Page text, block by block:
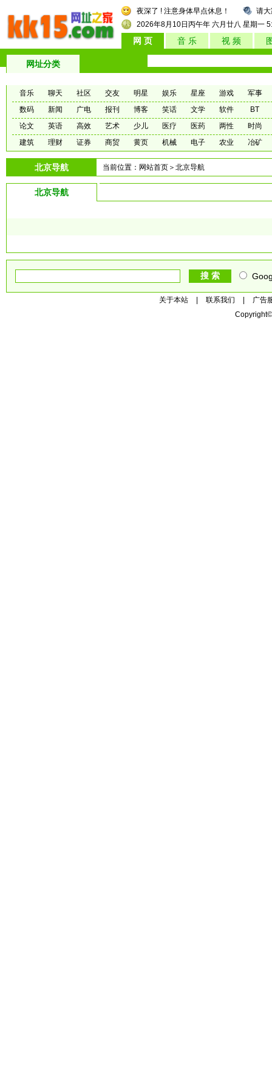
请
夜深了 ! 注意身体早点休息！
2026年8月10日 丙午年 六月廿八 星期一
网 页 音 乐 视 频
网址分类
音乐 聊天 社区 交友 明星 娱乐 星座 游戏
军事
数码
新闻 广电 报刊 博客 笑话 文学 软件
BT
论文
英语 高效 艺术 少儿 医疗 医药 两性
时尚
建筑
理财 证券 商贸 黄页 机械 电子 农业 冶矿
北京导航 当前位置： 网站首页 ＞北京导航
北京导航
关于本站 联系我们
广告